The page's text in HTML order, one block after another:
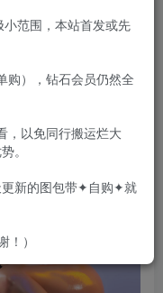
面
范围，本站首发或先
购），钻石会员仍然全
，以免同行搬运烂大
。
更新的图包带✦自购✦就
！）